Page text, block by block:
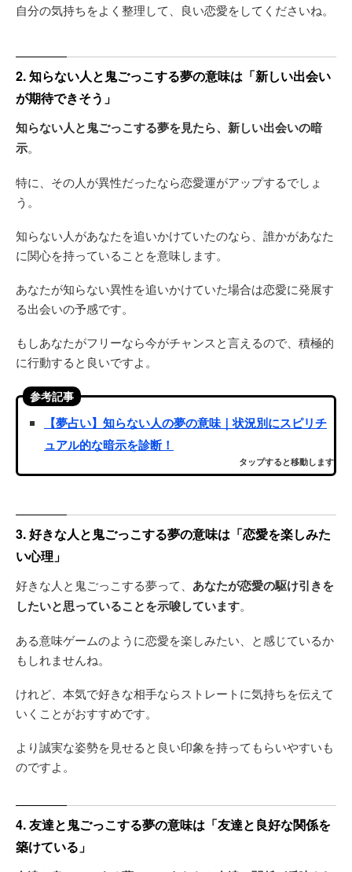
自分の気持ちをよく整理して、良い恋愛をしてくださいね。
2. 知らない人と鬼ごっこする夢の意味は「新しい出会い
が期待できそう」
知らない人と鬼ごっこする夢を見たら、新しい出会いの暗
示。
特に、その人が異性だったなら恋愛運がアップするでしょ
う。
知らない人があなたを追いかけていたのなら、誰かがあなた
に関心を持っていることを意味します。
あなたが知らない異性を追いかけていた場合は恋愛に発展す
る出会いの予感です。
もしあなたがフリーなら今がチャンスと言えるので、積極的
に行動すると良いですよ。
参考記事
【夢占い】知らない人の夢の意味｜状況別にスピリチ
ュアル的な暗示を診断！
タップすると移動します
3. 好きな人と鬼ごっこする夢の意味は「恋愛を楽しみた
い心理」
好きな人と鬼ごっこする夢って、 あなたが恋愛の駆け引きを
したいと思っていることを示唆しています。
ある意味ゲームのように恋愛を楽しみたい、と感じているか
もしれませんね。
けれど、本気で好きな相手ならストレートに気持ちを伝えて
いくことがおすすめです。
より誠実な姿勢を見せると良い印象を持ってもらいやすいも
のですよ。
4. 友達と鬼ごっこする夢の意味は「友達と良好な関係を
築けている」